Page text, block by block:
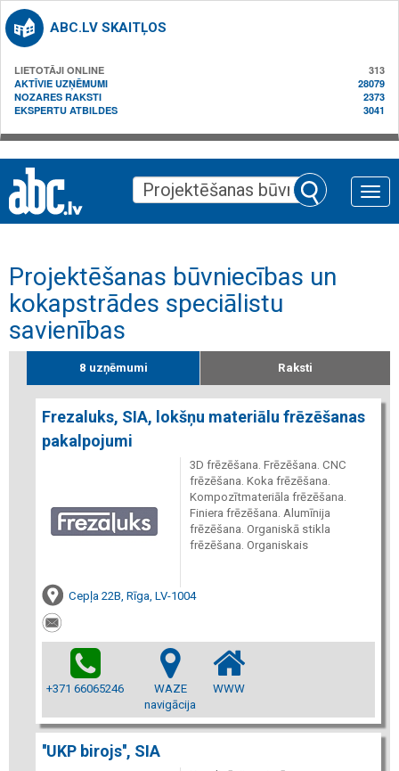
ABC.LV SKAITĻOS
LIETOTĀJI ONLINE
313
AKTĪVIE UZŅĒMUMI
28079
NOZARES RAKSTI
2373
EKSPERTU ATBILDES
3041
Toggle
Projektēšanas būvniecības un
kokapstrādes speciālistu
savienības
8 uzņēmumi Raksti
Frezaluks, SIA, lokšņu materiālu frēzēšanas
pakalpojumi
3D frēzēšana. Frēzēšana. CNC
frēzēšana. Koka frēzēšana.
Kompozītmateriāla frēzēšana.
Finiera frēzēšana. Alumīnija
frēzēšana. Organiskā stikla
frēzēšana. Organiskais
Cepļa 22B, Rīga, LV-1004
+371 66065246
WAZE
navigācija
WWW
''UKP birojs'', SIA